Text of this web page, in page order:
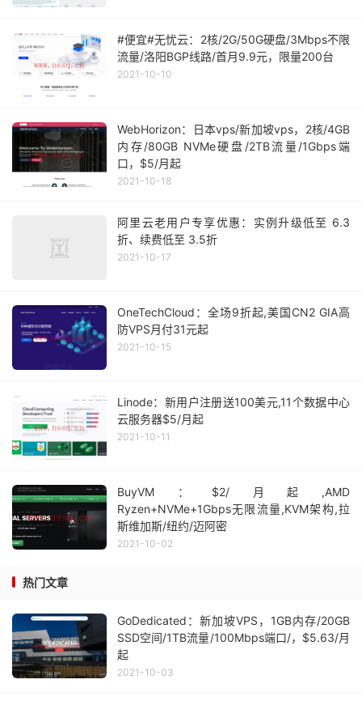
#便宜#无忧云：2核/2G/50G硬盘/3Mbps不限
流量/洛阳BGP线路/首月9.9元，限量200台
2021-10-10
WebHorizon：日本vps/新加坡vps，2核/4GB
内存/80GB NVMe硬盘/2TB流量/1Gbps端
口，$5/月起
2021-10-18
阿里云老用户专享优惠：实例升级低至 6.3
折、续费低至 3.5折
2021-10-17
OneTechCloud：全场9折起,美国CN2 GIA高
防VPS月付31元起
2021-10-15
Linode：新用户注册送100美元,11个数据中心
云服务器$5/月起
2021-10-11
BuyVM：$2/月起,AMD
Ryzen+NVMe+1Gbps无限流量,KVM架构,拉
斯维加斯/纽约/迈阿密
2021-10-02
热门文章
GoDedicated：新加坡VPS，1GB内存/20GB
SSD空间/1TB流量/100Mbps端口/，$5.63/月
起
2021-10-03